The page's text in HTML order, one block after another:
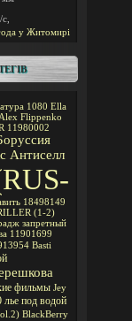
у Житомирі
1080 Ella
Alex Flippenko
11980002
Антиселл
18498149
(1-2)
запретный
11901699
Basti
фильмы Jey
лье под водой
BlackBerry